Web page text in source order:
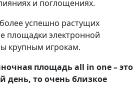
и поглощениях.
успешно растущих
площадки электронной
крупным игрокам.
площадь аll in one – это
день, то очень близкое